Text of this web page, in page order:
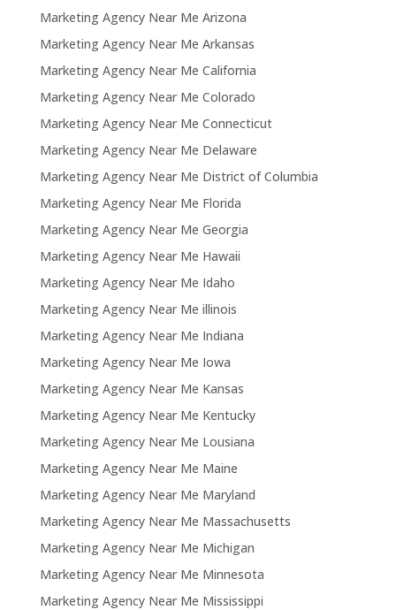
Marketing Agency Near Me Arizona
Marketing Agency Near Me Arkansas
Marketing Agency Near Me California
Marketing Agency Near Me Colorado
Marketing Agency Near Me Connecticut
Marketing Agency Near Me Delaware
Marketing Agency Near Me District of Columbia
Marketing Agency Near Me Florida
Marketing Agency Near Me Georgia
Marketing Agency Near Me Hawaii
Marketing Agency Near Me Idaho
Marketing Agency Near Me illinois
Marketing Agency Near Me Indiana
Marketing Agency Near Me Iowa
Marketing Agency Near Me Kansas
Marketing Agency Near Me Kentucky
Marketing Agency Near Me Lousiana
Marketing Agency Near Me Maine
Marketing Agency Near Me Maryland
Marketing Agency Near Me Massachusetts
Marketing Agency Near Me Michigan
Marketing Agency Near Me Minnesota
Marketing Agency Near Me Mississippi